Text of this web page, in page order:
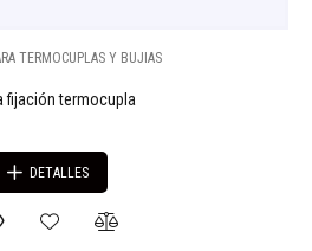
TERMOCUPLAS Y BUJIAS
fijación termocupla
DETALLES